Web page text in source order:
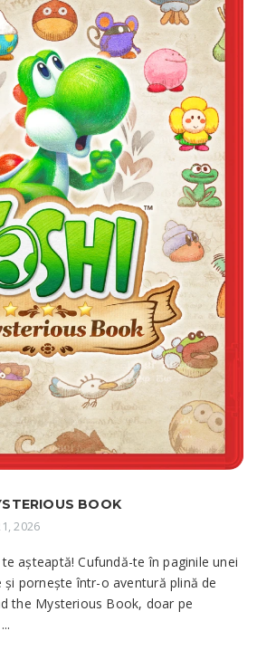
BOOK
2026
așteaptă! Cufundă-te în paginile unei
pornește într-o aventură plină de
the Mysterious Book, doar pe